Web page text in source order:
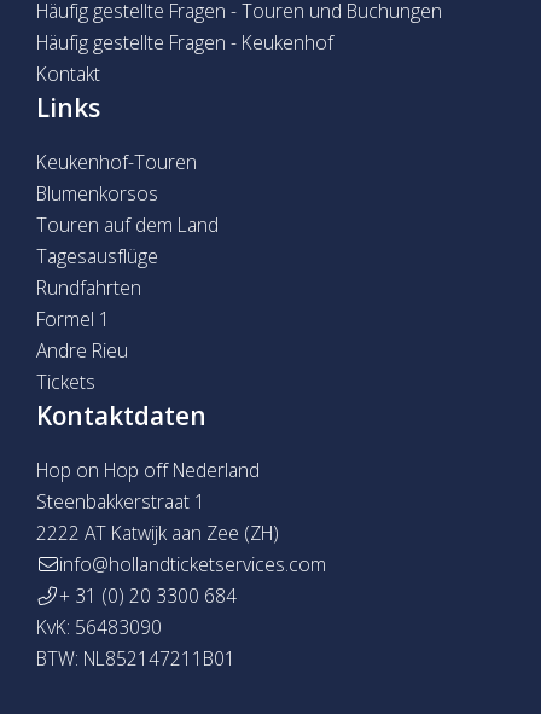
Häufig gestellte Fragen - Touren und Buchungen
Häufig gestellte Fragen - Keukenhof
Kontakt
Links
Keukenhof-Touren
Blumenkorsos
Touren auf dem Land
Tagesausflüge
Rundfahrten
Formel 1
Andre Rieu
Tickets
Kontaktdaten
Hop on Hop off Nederland
Steenbakkerstraat 1
2222 AT Katwijk aan Zee (ZH)
info@hollandticketservices.com
+ 31 (0) 20 3300 684
KvK: 56483090
BTW: NL852147211B01